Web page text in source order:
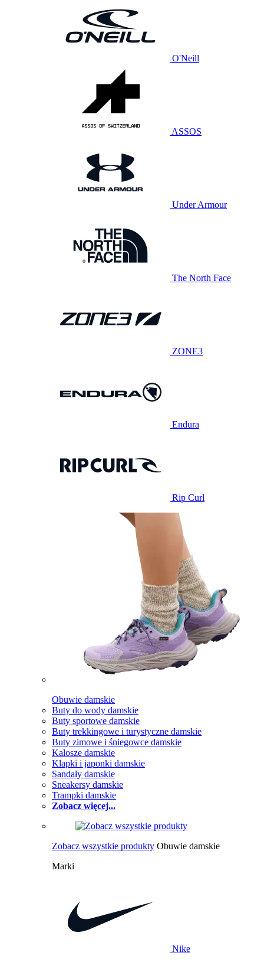
O'Neill
ASSOS
Under Armour
The North Face
ZONE3
Endura
Rip Curl
Obuwie damskie
Buty do wody damskie
Buty sportowe damskie
Buty trekkingowe i turystyczne damskie
Buty zimowe i śniegowce damskie
Kalosze damskie
Klapki i japonki damskie
Sandały damskie
Sneakersy damskie
Trampki damskie
Zobacz więcej...
Zobacz wszystkie produkty Obuwie damskie
Marki
Nike